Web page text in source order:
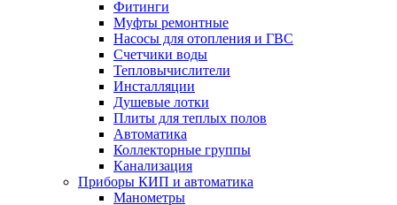
Фитинги
Муфты ремонтные
Насосы для отопления и ГВС
Счетчики воды
Тепловычислители
Инсталляции
Душевые лотки
Плиты для теплых полов
Автоматика
Коллекторные группы
Канализация
Приборы КИП и автоматика
Манометры